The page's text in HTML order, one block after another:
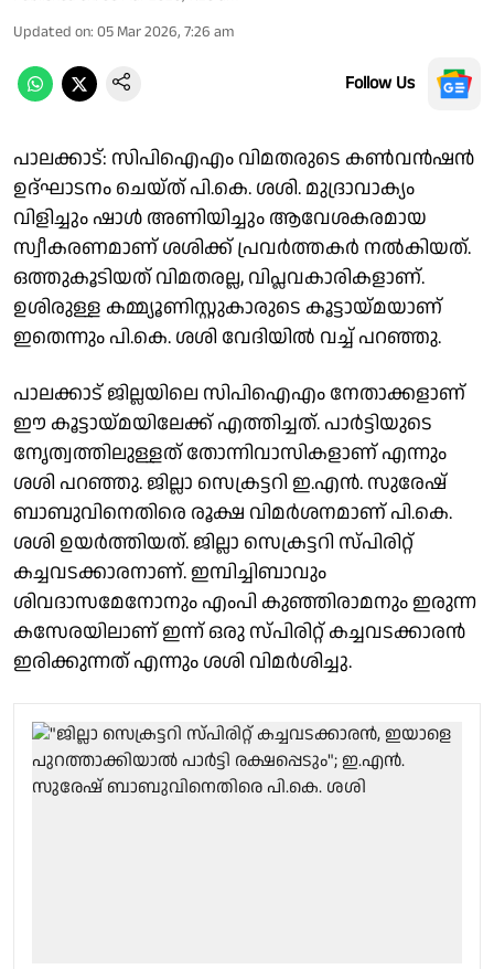
Updated on: 05 Mar 2026, 7:26 am
Follow Us
പാലക്കാട്: സിപിഐഎം വിമതരുടെ കൺവൻഷൻ
ഉദ്ഘാടനം ചെയ്ത് പി.കെ. ശശി. മുദ്രാവാക്യം
വിളിച്ചും ഷാൾ അണിയിച്ചും ആവേശകരമായ
സ്വീകരണമാണ് ശശിക്ക് പ്രവർത്തകർ നൽകിയത്.
ഒത്തുകൂടിയത് വിമതരല്ല, വിപ്ലവകാരികളാണ്.
ഉശിരുള്ള കമ്മ്യൂണിസ്റ്റുകാരുടെ കൂട്ടായ്മയാണ്
ഇതെന്നും പി.കെ. ശശി വേദിയിൽ വച്ച് പറഞ്ഞു.
പാലക്കാട് ജില്ലയിലെ സിപിഐഎം നേതാക്കളാണ്
ഈ കൂട്ടായ്മയിലേക്ക് എത്തിച്ചത്. പാർട്ടിയുടെ
നേൃത്വത്തിലുള്ളത് തോന്നിവാസികളാണ് എന്നും
ശശി പറഞ്ഞു. ജില്ലാ സെക്രട്ടറി ഇ.എൻ. സുരേഷ്
ബാബുവിനെതിരെ രൂക്ഷ വിമർശനമാണ് പി.കെ.
ശശി ഉയർത്തിയത്. ജില്ലാ സെക്രട്ടറി സ്പിരിറ്റ്
കച്ചവടക്കാരനാണ്. ഇമ്പിച്ചിബാവും
ശിവദാസമേനോനും എംപി കുഞ്ഞിരാമനും ഇരുന്ന
കസേരയിലാണ് ഇന്ന് ഒരു സ്പിരിറ്റ് കച്ചവടക്കാരൻ
ഇരിക്കുന്നത് എന്നും ശശി വിമർശിച്ചു.